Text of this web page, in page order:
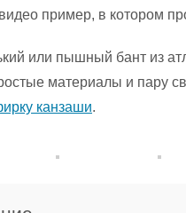
пример, в котором
или пышный бант из
материалы и пару
канзаши.